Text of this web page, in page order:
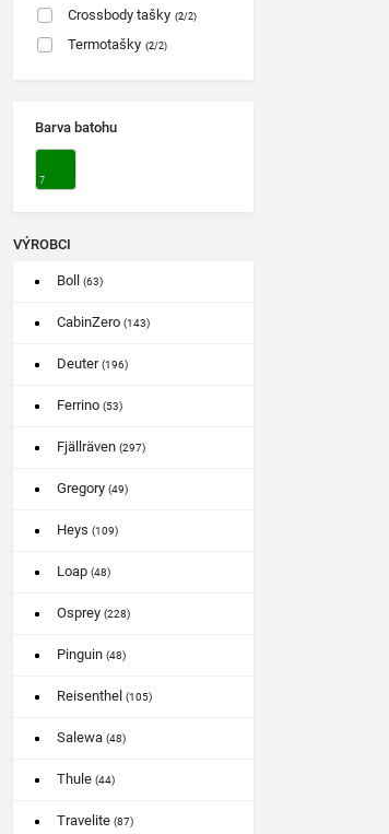
Crossbody tašky (2/2)
Termotašky (2/2)
Barva batohu
7
VÝROBCI
Boll (63)
CabinZero (143)
Deuter(196)
Ferrino (53)
Fjällräven (297)
Gregory (49)
Heys (109)
Loap (48)
Osprey (228)
Pinguin (48)
Reisenthel (105)
Salewa (48)
Thule (44)
Travelite (87)